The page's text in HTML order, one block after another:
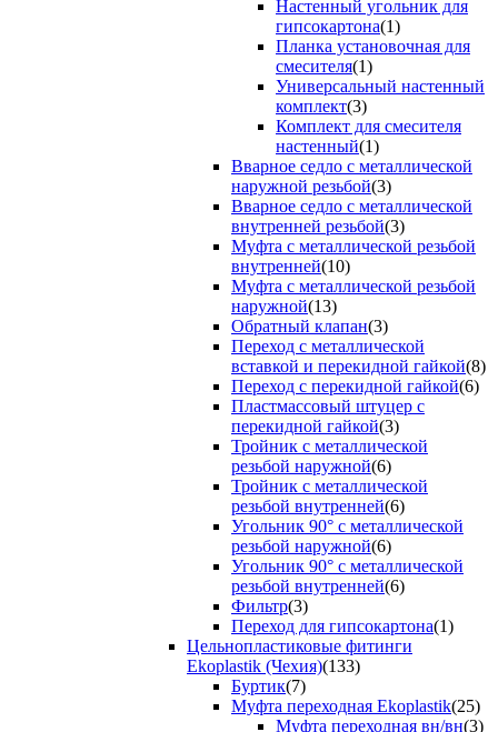
Настенный угольник для
гипсокартона(1)
Планка установочная для
смесителя(1)
Универсальный настенный
комплект(3)
Комплект для смесителя
настенный(1)
Вварное седло с металлической
наружной резьбой(3)
Вварное седло с металлической
внутренней резьбой(3)
Муфта с металлической резьбой
внутренней(10)
Муфта с металлической резьбой
наружной(13)
Обратный клапан(3)
Переход с металлической
вставкой и перекидной гайкой(8)
Переход с перекидной гайкой(6)
Пластмассовый штуцер с
перекидной гайкой(3)
Тройник с металлической
резьбой наружной(6)
Тройник с металлической
резьбой внутренней(6)
Угольник 90° с металлической
резьбой наружной(6)
Угольник 90° с металлической
резьбой внутренней(6)
Фильтр(3)
Переход для гипсокартона(1)
Цельнопластиковые фитинги
Ekoplastik (Чехия)(133)
Буртик(7)
Муфта переходная Ekoplastik(25)
Муфта переходная вн/вн(3)